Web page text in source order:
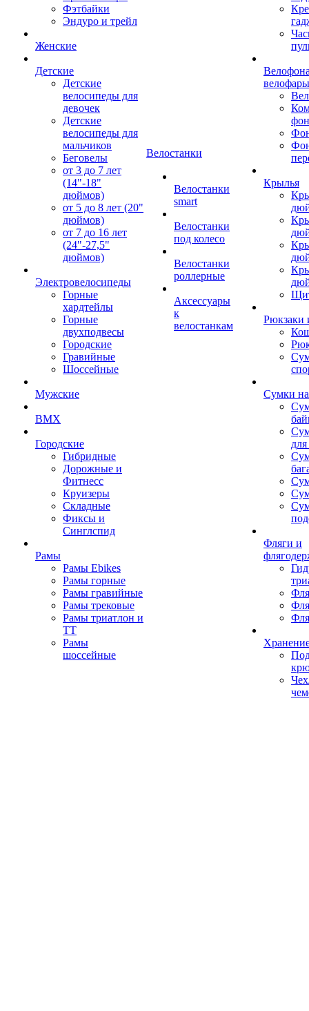
Фэтбайки
Эндуро и трейл
Женские
Детские
Детские
велосипеды для
девочек
Детские
велосипеды для
мальчиков
Беговелы
от 3 до 7 лет
(14"-18"
дюймов)
от 5 до 8 лет (20"
дюймов)
от 7 до 16 лет
(24"-27,5"
дюймов)
Электровелосипеды
Горные
хардтейлы
Горные
двухподвесы
Городские
Гравийные
Шоссейные
Мужские
BMX
Городские
Гибридные
Дорожные и
Фитнесс
Круизеры
Складные
Фиксы и
Синглспид
Рамы
Рамы Ebikes
Рамы горные
Рамы гравийные
Рамы трековые
Рамы триатлон и
ТТ
Рамы
шоссейные
Велостанки
Велостанки
smart
Велостанки
под колесо
Велостанки
роллерные
Аксессуары
к
велостанкам
велофары
Крылья
Рюкзаки
Сумки
Фляги и